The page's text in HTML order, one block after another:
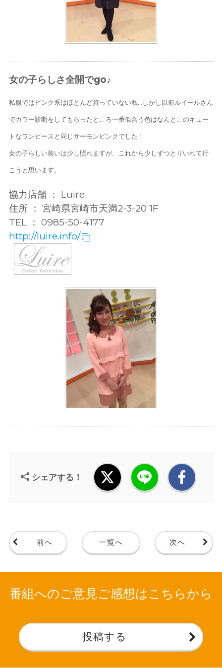
女の子らしさ全開でgo♪
私服ではピンク系はほとんど持っていない私…しかし以前ルイールさん
でカラー診断をしてもらったところ一番似合う色はなんとこのキュー
トなワンピースと同じサーモンピンクでした！
女の子らしい装いは少し照れますが、これから少しずつとりいれて行
こうと思います。
協力店舗 ： Luire
住所 ： 宮崎県宮崎市天満2-3-20 1F
TEL ： 0985-50-4177
http://luire.info/
シェアする！
前へ 一覧へ 次へ
番組へのご意見ご感想はこちらから
投稿する